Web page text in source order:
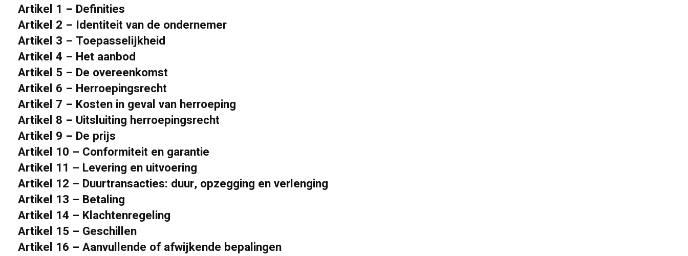
Artikel 1 – Definities
Artikel 2 – Identiteit van de ondernemer
Artikel 3 – Toepasselijkheid
Artikel 4 – Het aanbod
Artikel 5 – De overeenkomst
Artikel 6 – Herroepingsrecht
Artikel 7 – Kosten in geval van herroeping
Artikel 8 – Uitsluiting herroepingsrecht
Artikel 9 – De prijs
Artikel 10 – Conformiteit en garantie
Artikel 11 – Levering en uitvoering
Artikel 12 – Duurtransacties: duur, opzegging en verlenging
Artikel 13 – Betaling
Artikel 14 – Klachtenregeling
Artikel 15 – Geschillen
Artikel 16 – Aanvullende of afwijkende bepalingen